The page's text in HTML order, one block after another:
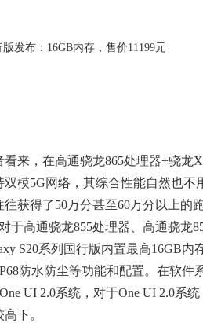
看来，在高通骁龙865处理器+骁龙
双模5G网络，其综合性能自然也
往获得了50万分甚至60万分以上的
于高通骁龙855处理器、高通骁龙
S20系列国行版内置最高16GB
防水防尘等功能和配置。在软
UI 2.0系统，对于One UI 2.0系
下。